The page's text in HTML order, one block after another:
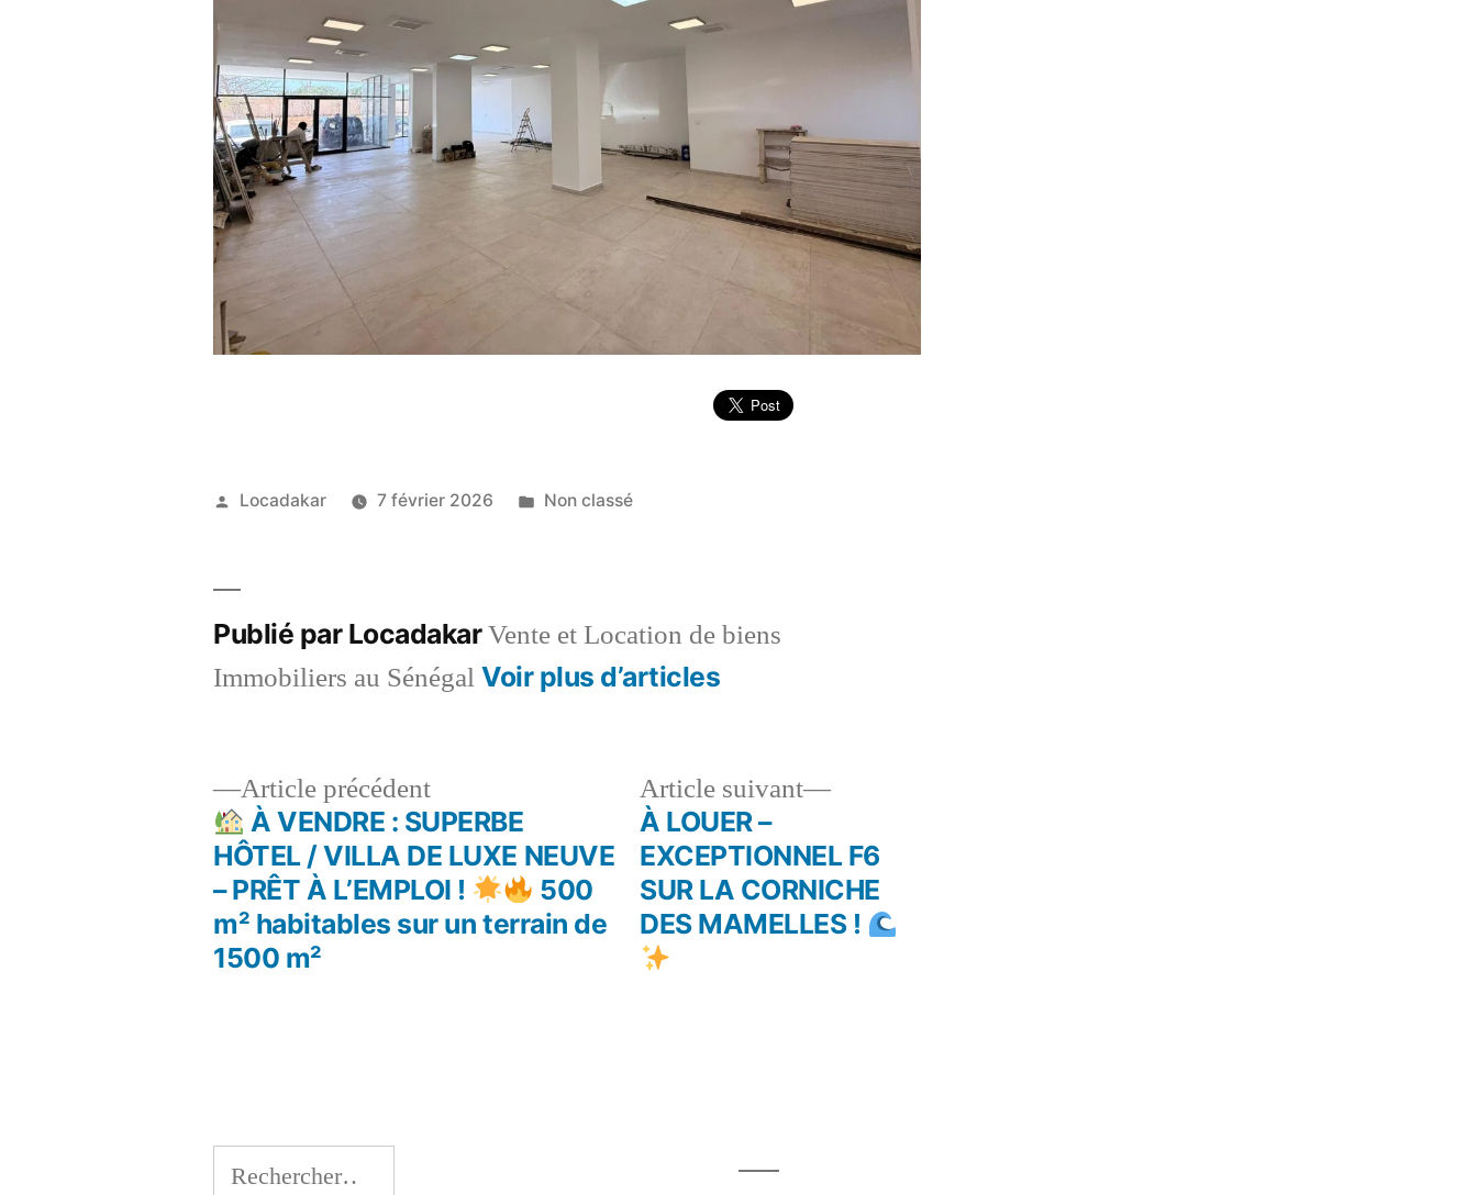
Publié
Locadakar 7 février 2026
Publié
Non classé
Publié par LocadakarVente et Location de biens
Immobiliers au SénégalVoir plus d’articles
Navigation
Article précédentArticle
précédent :
À VENDRE : SUPERBE
HÔTEL / VILLA DE LUXE NEUVE
– PRÊT À L’EMPLOI !
500
m² habitables sur un terrain de
1500 m²
Article suivant
Article
À LOUER –
EXCEPTIONNEL F6
SUR LA CORNICHE
DES MAMELLES !
Rechercher :